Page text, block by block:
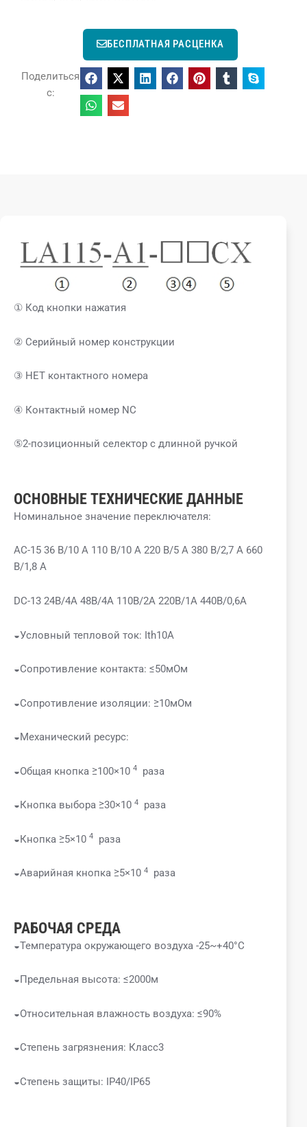
БЕСПЛАТНАЯ РАСЦЕНКА
Поделиться
с:
① Код кнопки нажатия
② Серийный номер конструкции
③ НЕТ контактного номера
④ Контактный номер NC
⑤2-позиционный селектор с длинной ручкой
ОСНОВНЫЕ ТЕХНИЧЕСКИЕ ДАННЫЕ
Номинальное значение переключателя:
AC-15 36 В/10 А 110 В/10 А 220 В/5 А 380 В/2,7 А 660
В/1,8 А
DC-13 24В/4А 48В/4А 110В/2А 220В/1А 440В/0,6А
◒Условный тепловой ток: Ith10A
◒Сопротивление контакта: ≤50мОм
◒Сопротивление изоляции: ≥10мОм
◒Механический ресурс:
◒Общая кнопка ≥100×10 4 раза
◒Кнопка выбора ≥30×10 4 раза
◒Кнопка ≥5×10 4 раза
◒Аварийная кнопка ≥5×10 4 раза
РАБОЧАЯ СРЕДА
◒Температура окружающего воздуха -25~+40°C
◒Предельная высота: ≤2000м
◒Относительная влажность воздуха: ≤90%
◒Степень загрязнения: Класс3
◒Степень защиты: IP40/IP65